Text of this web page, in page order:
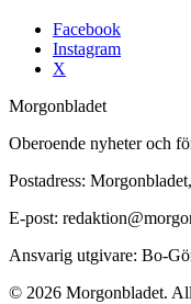
Facebook
Instagram
X
Morgonbladet
Oberoende nyheter och
Postadress:
E-post:
Ansvarig utgivare: Bo-
© 2026 Morgonbladet.